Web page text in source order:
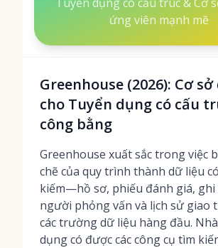
ứng viên mạnh mẽ
Greenhouse (2026): Cơ
cho Tuyển dụng có cấu
công bằng
Greenhouse xuất sắc trong việc
chẽ của quy trình thành dữ liệu
kiếm—hồ sơ, phiếu đánh giá, ghi
người phỏng vấn và lịch sử giao
các trường dữ liệu hàng đầu.
dụng có được các công cụ tìm